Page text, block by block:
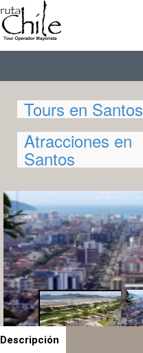
Tours en Santos
Atracciones en
Santos
Descripción